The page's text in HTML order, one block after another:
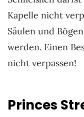
Kapelle nicht
Säulen und
werden. Einen
nicht verpassen!
Princes